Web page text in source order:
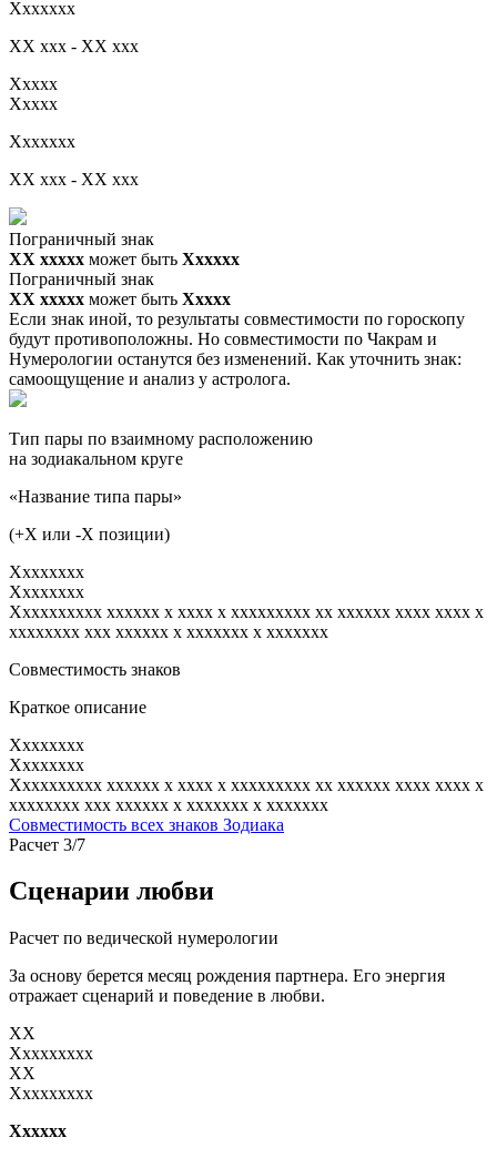
Xxxxxxx
XX xxx - XX xxx
Xxxxx
Xxxxx
Xxxxxxx
XX xxx - XX xxx
Пограничный знак
XX ххххх может быть Хххххх
Пограничный знак
XX ххххх может быть Ххххх
Если знак иной, то результаты совместимости по гороскопу
будут противоположны. Но совместимости по Чакрам и
Нумерологии останутся без изменений. Как уточнить знак:
самоощущение и анализ у астролога.
Тип пары по взаимному расположению
на зодиакальном круге
«Название типа пары»
(+X или -X позиции)
Xxxxxxxx
Xxxxxxxx
Xxxxxxxxxx xxxxxx x xxxx x xxxxxxxxx xx xxxxxx xxxx xxxx x
xxxxxxxx xxx xxxxxx x xxxxxxx x xxxxxxx
Совместимость знаков
Краткое описание
Xxxxxxxx
Xxxxxxxx
Xxxxxxxxxx xxxxxx x xxxx x xxxxxxxxx xx xxxxxx xxxx xxxx x
xxxxxxxx xxx xxxxxx x xxxxxxx x xxxxxxx
Совместимость всех знаков Зодиака
Расчет 3/7
Сценарии любви
Расчет по ведической нумерологии
За основу берется месяц рождения партнера. Его энергия
отражает сценарий и поведение в любви.
XX
Xxxxxxxxx
XX
Xxxxxxxxx
Xxxxxx